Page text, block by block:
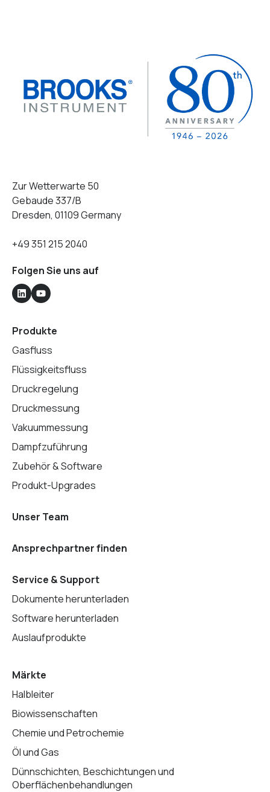
Zur Wetterwarte 50
Gebaude 337/B
Dresden, 01109 Germany
+49 351 215 2040
Folgen Sie uns auf
Produkte
Gasfluss
Flüssigkeitsfluss
Druckregelung
Druckmessung
Vakuummessung
Dampfzuführung
Zubehör & Software
Produkt-Upgrades
Unser Team
Ansprechpartner finden
Service & Support
Dokumente herunterladen
Software herunterladen
Auslaufprodukte
Märkte
Halbleiter
Biowissenschaften
Chemie und Petrochemie
Öl und Gas
Dünnschichten, Beschichtungen und
Oberflächenbehandlungen